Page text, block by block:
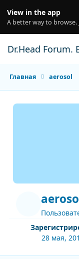
View in the app
A better way to browse.
Dr.Head
Главная aerosol
28 мая,